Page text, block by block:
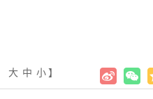
大 中 小 】